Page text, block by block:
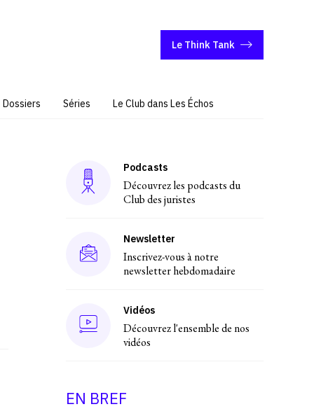
Le Think Tank
Dossiers Séries Le Club dans Les Échos
Podcasts
Découvrez les podcasts du
Club des juristes
Newsletter
Inscrivez-vous à notre
newsletter hebdomadaire
Vidéos
Découvrez l'ensemble de nos
vidéos
EN BREF